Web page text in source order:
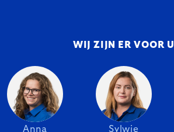
WIJ ZIJN ER VOOR U
Anna Sylwie